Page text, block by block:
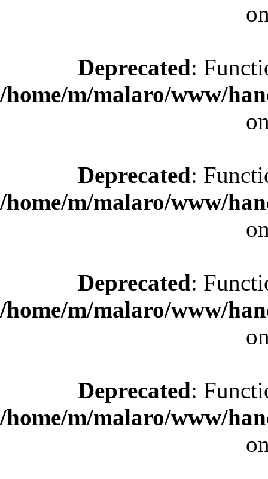
Deprecated:
/home/m/malaro/www/
Deprecated:
/home/m/malaro/www/
Deprecated:
/home/m/malaro/www/
Deprecated:
/home/m/malaro/www/